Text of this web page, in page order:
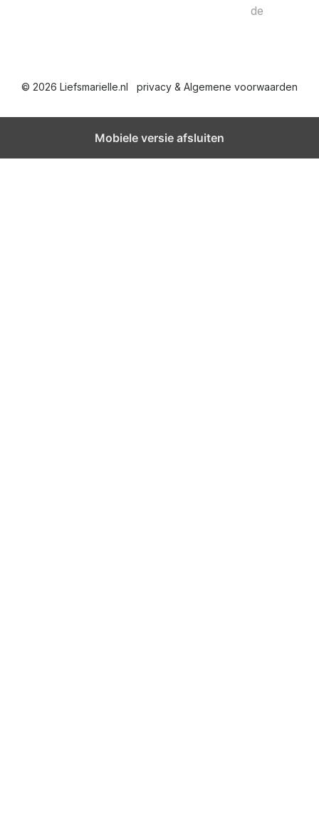
h
t
de
© 2026 Liefsmarielle.nl privacy & Algemene voorwaarden
Mobiele versie afsluiten